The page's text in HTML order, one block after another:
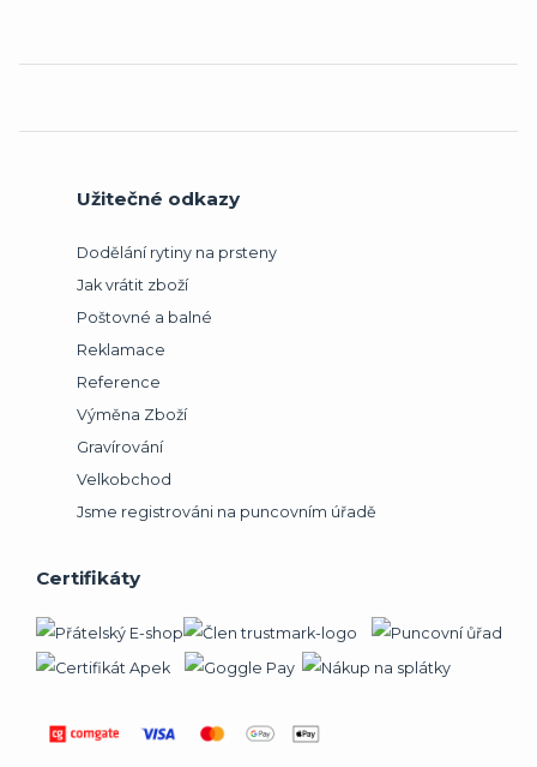
Užitečné odkazy
Dodělání rytiny na prsteny
Jak vrátit zboží
Poštovné a balné
Reklamace
Reference
Výměna Zboží
Gravírování
Velkobchod
Jsme registrováni na puncovním úřadě
Certifikáty